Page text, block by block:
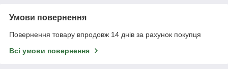
Умови повернення
Повернення товару впродовж 14 днів за рахунок покупця
Всі умови повернення